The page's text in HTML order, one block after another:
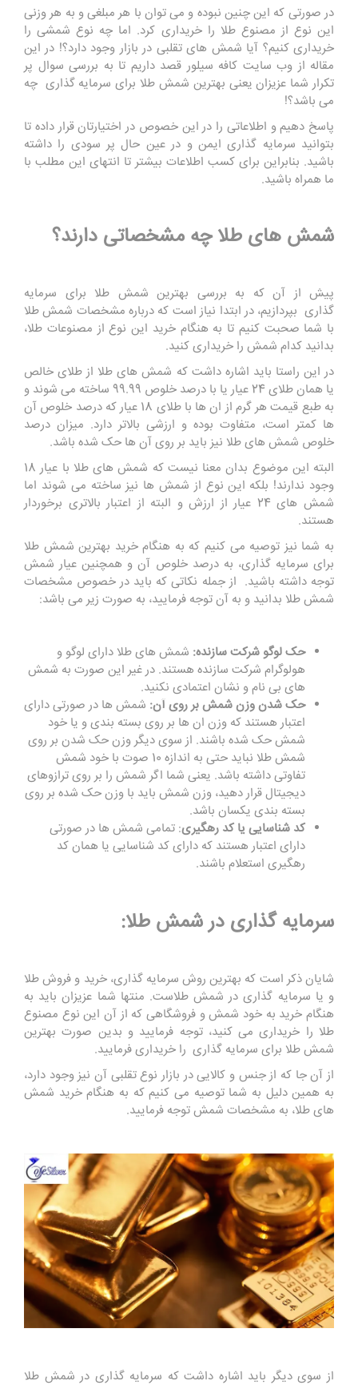
در صورتی که این چنین نبوده و می توان با هر مبلغی و به هر وزنی
این نوع از مصنوع طلا را خریداری کرد. اما چه نوع شمشی را
خریداری کنیم؟ آیا شمش های تقلبی در بازار وجود دارد؟! در این
مقاله از وب سایت کافه سیلور قصد داریم تا به بررسی سوال پر
تکرار شما عزیزان یعنی بهترین شمش طلا برای سرمایه گذاری چه
می باشد؟!
پاسخ دهیم و اطلاعاتی را در این خصوص در اختیارتان قرار داده تا
بتوانید سرمایه گذاری ایمن و در عین حال پر سودی را داشته
باشید. بنابراین برای کسب اطلاعات بیشتر تا انتهای این مطلب با
ما همراه باشید.
شمش های طلا چه مشخصاتی دارند؟
پیش از آن که به بررسی بهترین شمش طلا برای سرمایه
گذاری بپردازیم، در ابتدا نیاز است که درباره مشخصات شمش طلا
با شما صحبت کنیم تا به هنگام خرید این نوع از مصنوعات طلا،
بدانید کدام شمش را خریداری کنید.
در این راستا باید اشاره داشت که شمش های طلا از طلای خالص
یا همان طلای 24 عیار یا با درصد خلوص 99.99 ساخته می شوند و
به طبع قیمت هر گرم از ان ها با طلای 18 عیار که درصد خلوص آن
ها کمتر است، متفاوت بوده و ارزشی بالاتر دارد. میزان درصد
خلوص شمش های طلا نیز باید بر روی آن ها حک شده باشد.
البته این موضوع بدان معنا نیست که شمش های طلا با عیار 18
وجود ندارند! بلکه این نوع از شمش ها نیز ساخته می شوند اما
شمش های 24 عیار از ارزش و البته از اعتبار بالاتری برخوردار
هستند.
به شما نیز توصیه می کنیم که به هنگام خرید بهترین شمش طلا
برای سرمایه گذاری، به درصد خلوص آن و همچنین عیار شمش
توجه داشته باشید. از جمله نکاتی که باید در خصوص مشخصات
شمش طلا بدانید و به آن توجه فرمایید، به صورت زیر می باشد:
حک لوگو شرکت سازنده: شمش های طلا دارای لوگو و
هولوگرام شرکت سازنده هستند. در غیر این صورت به شمش
های بی نام و نشان اعتمادی نکنید.
حک شدن وزن شمش بر روی آن: شمش ها در صورتی دارای
اعتبار هستند که وزن ان ها بر روی بسته بندی و یا خود
شمش حک شده باشند. از سوی دیگر وزن حک شدن بر روی
شمش طلا نباید حتی به اندازه 10 صوت با خود شمش
تفاوتی داشته باشد. یعنی شما اگر شمش را بر روی ترازوهای
دیجیتال قرار دهید، وزن شمش باید با وزن حک شده بر روی
بسته بندی یکسان باشد.
کد شناسایی یا کد رهگیری: تمامی شمش ها در صورتی
دارای اعتبار هستند که دارای کد شناسایی یا همان کد
رهگیری استعلام باشند.
سرمایه گذاری در شمش طلا:
شایان ذکر است که بهترین روش سرمایه گذاری، خرید و فروش طلا
و یا سرمایه گذاری در شمش طلاست. منتها شما عزیزان باید به
هنگام خرید به خود شمش و فروشگاهی که از آن این نوع مصنوع
طلا را خریداری می کنید، توجه فرمایید و بدین صورت بهترین
شمش طلا برای سرمایه گذاری را خریداری فرمایید.
از آن جا که از جنس و کالایی در بازار نوع تقلبی آن نیز وجود دارد،
به همین دلیل به شما توصیه می کنیم که به هنگام خرید شمش
های طلا، به مشخصات شمش توجه فرمایید.
از سوی دیگر باید اشاره داشت که سرمایه گذاری در شمش طلا